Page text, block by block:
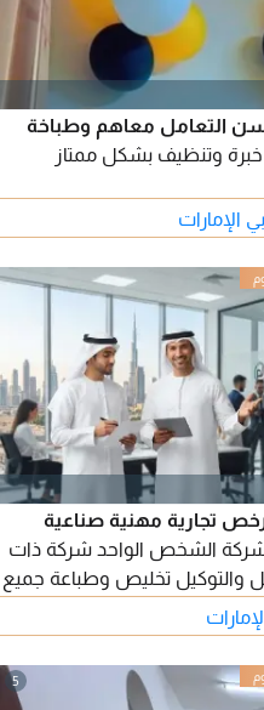
التعامل معاهم وطباخة
وتنظيف بشكل ممتاز
الإمارات
تجارية مهنية صناعية
شركة الشخص الواحد شركة ذات
والتوكيل تخليص وطباعة جميع
وزارة الموارد البشرية
اصدار وتجديد والغاء اقامات
اصدار وتجديد والغاء
5